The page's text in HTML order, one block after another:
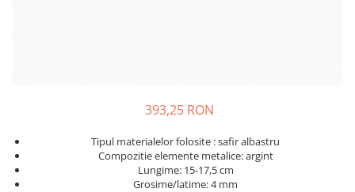
393,25 RON
Tipul materialelor folosite : safir albastru
Compozitie elemente metalice: argint
Lungime: 15-17,5 cm
Grosime/latime: 4 mm